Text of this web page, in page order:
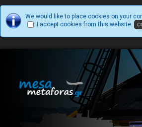
We would like to place cookies on your
I accept cookies from this website.